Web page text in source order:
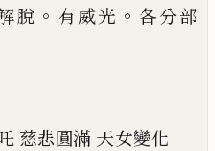
脫 。 有威光 。 各分部
慈悲圓滿 天女變化